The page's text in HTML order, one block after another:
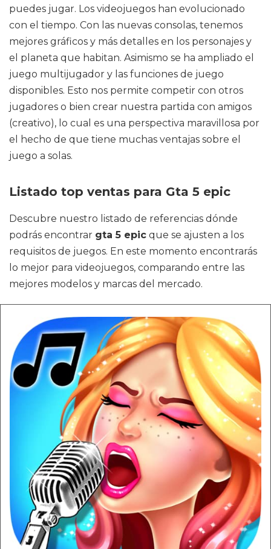
puedes jugar. Los videojuegos han evolucionado
con el tiempo. Con las nuevas consolas, tenemos
mejores gráficos y más detalles en los personajes y
el planeta que habitan. Asimismo se ha ampliado el
juego multijugador y las funciones de juego
disponibles. Esto nos permite competir con otros
jugadores o bien crear nuestra partida con amigos
(creativo), lo cual es una perspectiva maravillosa por
el hecho de que tiene muchas ventajas sobre el
juego a solas.
Listado top ventas para Gta 5 epic
Descubre nuestro listado de referencias dónde
podrás encontrar gta 5 epic que se ajusten a los
requisitos de juegos. En este momento encontrarás
lo mejor para videojuegos, comparando entre las
mejores modelos y marcas del mercado.